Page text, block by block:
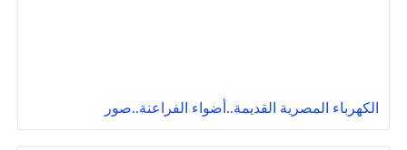
الكهرباء المصرية القديمة..أضواء الفراعنة..صور